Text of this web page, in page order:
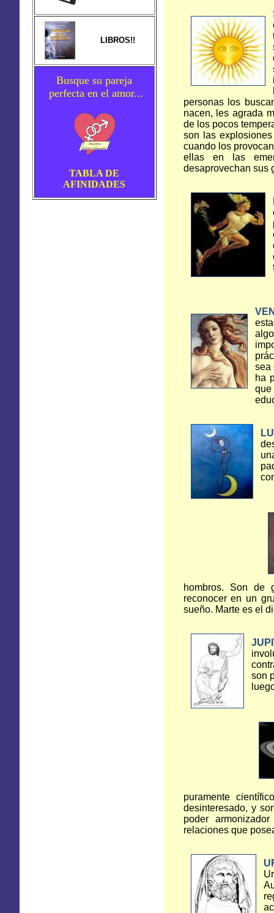
LIBROS!!
Busque su pareja
perfecta en el amor...
TABLA DE
AFINIDADES
personas los
nacen, les agrada
de los pocos
son las
cuando los
ellas en las
desaprovechan sus
sea
ha
que
hombros. Son de
reconocer en un
sueño. Marte es el
son
puramente
desinteresado, y
poder
relaciones que